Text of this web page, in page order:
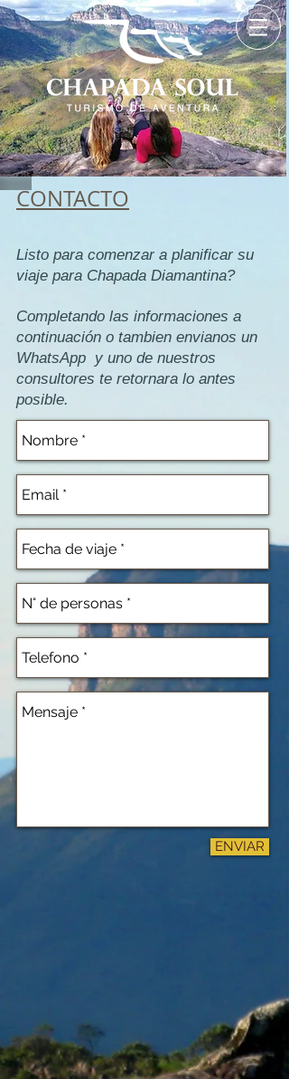
CONTACTO
Listo para comenzar a planificar su
viaje para Chapada Diamantina?
Completando las informaciones a
continuación o tambien envianos un
WhatsApp y uno de nuestros
consultores te retornara lo antes
posible.
ENVIAR